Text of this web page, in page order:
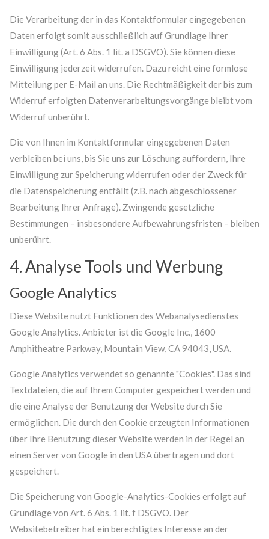
Die Verarbeitung der in das Kontaktformular eingegebenen
Daten erfolgt somit ausschließlich auf Grundlage Ihrer
Einwilligung (Art. 6 Abs. 1 lit. a DSGVO). Sie können diese
Einwilligung jederzeit widerrufen. Dazu reicht eine formlose
Mitteilung per E-Mail an uns. Die Rechtmäßigkeit der bis zum
Widerruf erfolgten Datenverarbeitungsvorgänge bleibt vom
Widerruf unberührt.
Die von Ihnen im Kontaktformular eingegebenen Daten
verbleiben bei uns, bis Sie uns zur Löschung auffordern, Ihre
Einwilligung zur Speicherung widerrufen oder der Zweck für
die Datenspeicherung entfällt (z.B. nach abgeschlossener
Bearbeitung Ihrer Anfrage). Zwingende gesetzliche
Bestimmungen – insbesondere Aufbewahrungsfristen – bleiben
unberührt.
4. Analyse Tools und Werbung
Google Analytics
Diese Website nutzt Funktionen des Webanalysedienstes
Google Analytics. Anbieter ist die Google Inc., 1600
Amphitheatre Parkway, Mountain View, CA 94043, USA.
Google Analytics verwendet so genannte "Cookies". Das sind
Textdateien, die auf Ihrem Computer gespeichert werden und
die eine Analyse der Benutzung der Website durch Sie
ermöglichen. Die durch den Cookie erzeugten Informationen
über Ihre Benutzung dieser Website werden in der Regel an
einen Server von Google in den USA übertragen und dort
gespeichert.
Die Speicherung von Google-Analytics-Cookies erfolgt auf
Grundlage von Art. 6 Abs. 1 lit. f DSGVO. Der
Websitebetreiber hat ein berechtigtes Interesse an der